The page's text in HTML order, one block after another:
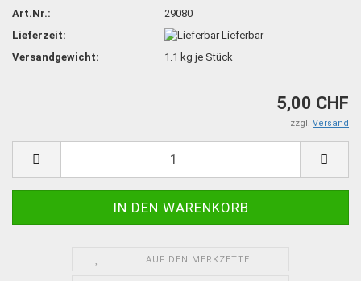
Art.Nr.:
29080
Lieferzeit:
Lieferbar
Versandgewicht:
1.1 kg je Stück
5,00 CHF
zzgl. Versand
AUF DEN MERKZETTEL